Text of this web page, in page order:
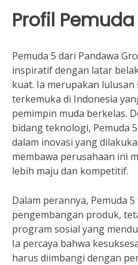
Profil
Pemuda 5 dari Pandawa
inspiratif dengan latar
kuat. Ia merupakan
terkemuka di Indonesia
pemimpin muda berkelas.
bidang teknologi, Pemuda
dalam inovasi yang
membawa perusahaan ini
lebih maju dan kompetitif.
Dalam perannya, Pemuda
pengembangan produk,
program sosial yang
Ia percaya bahwa
harus diimbangi dengan